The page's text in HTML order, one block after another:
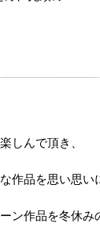
しんで頂き、
作品を思い思い
ン作品を冬休み